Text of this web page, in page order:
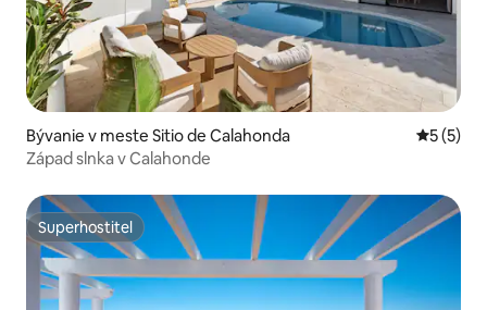
Bývanie v meste Sitio de Calahonda
5 (5)
Západ slnka v Calahonde
Superhostiteľ
Superhostiteľ